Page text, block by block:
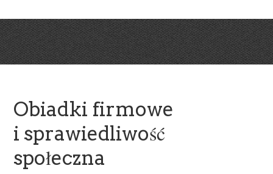
Obiadki firmowe
i sprawiedliwość
społeczna